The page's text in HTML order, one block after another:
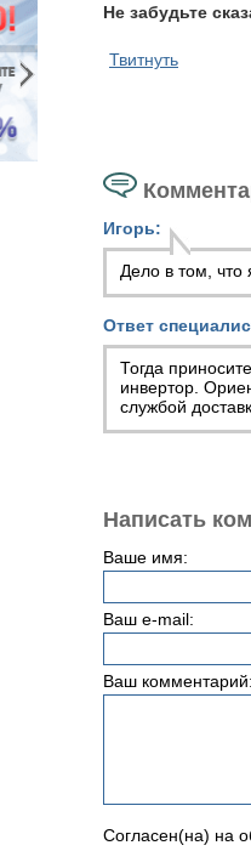
Не забудьте
Твитнуть
Игорь:
Дело в том, что
Ответ
Тогда
инвертор.
службой
Написать
Ваше имя:
Ваш e-mail:
Ваш комментарий:
Согласен(на) на